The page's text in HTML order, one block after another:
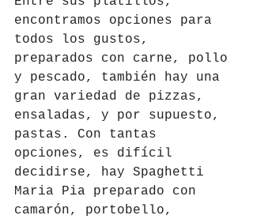
encontramos opciones para
todos los gustos,
preparados con carne, pollo
y pescado, también hay una
gran variedad de pizzas,
ensaladas, y por supuesto,
pastas. Con tantas
opciones, es difícil
decidirse, hay Spaghetti
Maria Pia preparado con
camarón, portobello,